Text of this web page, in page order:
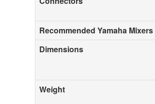
Recommended Yamaha Mixers
Dimensions
Weight